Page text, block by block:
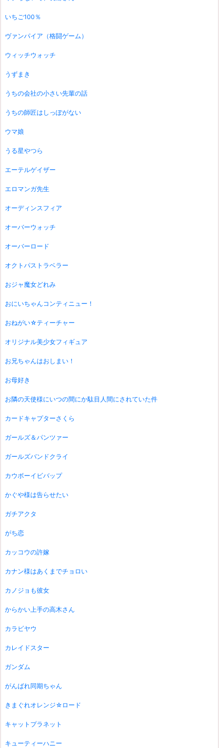
いちご100％
ヴァンパイア（格闘ゲーム）
ウィッチウォッチ
うずまき
うちの会社の小さい先輩の話
うちの師匠はしっぽがない
ウマ娘
うる星やつら
エーテルゲイザー
エロマンガ先生
オーディンスフィア
オーバーウォッチ
オーバーロード
オクトパストラベラー
おジャ魔女どれみ
おにいちゃんコンティニュー！
おねがい☆ティーチャー
オリジナル美少女フィギュア
お兄ちゃんはおしまい！
お母好き
お隣の天使様にいつの間にか駄目人間にされていた件
カードキャプターさくら
ガールズ＆パンツァー
ガールズバンドクライ
カウボーイビバップ
かぐや様は告らせたい
ガチアクタ
がち恋
カッコウの許嫁
カナン様はあくまでチョロい
カノジョも彼女
からかい上手の高木さん
カラビヤウ
カレイドスター
ガンダム
がんばれ同期ちゃん
きまぐれオレンジ☆ロード
キャットプラネット
キューティーハニー